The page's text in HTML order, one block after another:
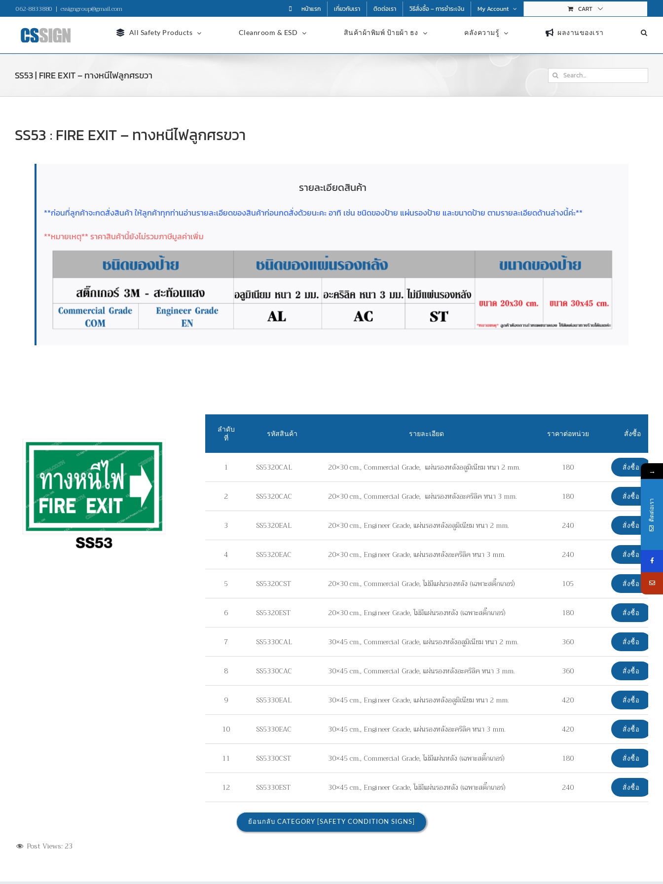
to
content
062-8833880 | cssigngroup@gmail.com หน้าแรก เกี่ยวกับเรา ติดต่อเรา วิธีสั่งซื้อ – การชำระเงิน My Account CART
All Safety Products Cleanroom & ESD สินค้าผ้าพิมพ์ ป้ายผ้า ธง คลังความรู้ ผลงานของเรา
SS53 | FIRE EXIT – ทางหนีไฟลูกศรขวา
Search
for:
SS53 : FIRE EXIT – ทางหนีไฟลูกศรขวา
รายละเอียดสินค้า
**ก่อนที่ลูกค้าจะกดสั่งสินค้า ให้ลูกค้าทุกท่านอ่านรายละเอียดของสินค้าก่อนกดสั่งด้วยนะคะ อาทิ เช่น ชนิดของป้าย แผ่นรองป้าย และขนาดป้าย ตามรายละเอียดด้านล่างนี้ค่ะ**
**หมายเหตุ** ราคาสินค้านี้ยังไม่รวมภาษีมูลค่าเพิ่ม
ลำดับ
ที่
รหัสสินค้า รายละเอียด ราคาต่อหน่วย สั่งซื้อ
1 SS5320CAL 20×30 cm., Commercial Grade, แผ่นรองหลังอลูมิเนียม หนา 2 mm. 180 สั่งซื้อ
2 SS5320CAC 20×30 cm., Commercial Grade, แผ่นรองหลังอะคริลิค หนา 3 mm. 180 สั่งซื้อ
3 SS5320EAL 20×30 cm., Engineer Grade, แผ่นรองหลังอลูมิเนียม หนา 2 mm. 240 สั่งซื้อ
4 SS5320EAC 20×30 cm., Engineer Grade, แผ่นรองหลังอะคริลิค หนา 3 mm. 240 สั่งซื้อ
5 SS5320CST 20×30 cm., Commercial Grade, ไม่มีแผ่นรองหลัง (เฉพาะสติ๊กเกอร์) 105 สั่งซื้อ
6 SS5320EST 20×30 cm., Engineer Grade, ไม่มีแผ่นรองหลัง (เฉพาะสติ๊กเกอร์) 180 สั่งซื้อ
7 SS5330CAL 30×45 cm., Commercial Grade, แผ่นรองหลังอลูมิเนียม หนา 2 mm. 360 สั่งซื้อ
8 SS5330CAC 30×45 cm., Commercial Grade, แผ่นรองหลังอะคริลิค หนา 3 mm. 360 สั่งซื้อ
9 SS5330EAL 30×45 cm., Engineer Grade, แผ่นรองหลังอลูมิเนียม หนา 2 mm. 420 สั่งซื้อ
10 SS5330EAC 30×45 cm., Engineer Grade, แผ่นรองหลังอะคริลิค หนา 3 mm. 420 สั่งซื้อ
11 SS5330CST 30×45 cm., Commercial Grade, ไม่มีแผ่นหลัง (เฉพาะสติ๊กเกอร์) 180 สั่งซื้อ
12 SS5330EST 30×45 cm., Engineer Grade, ไม่มีแผ่นรองหลัง (เฉพาะสติ๊กเกอร์) 240 สั่งซื้อ
ย้อนกลับ CATEGORY [SAFETY CONDITION SIGNS]
Post Views: 23
→
ติดต่อเรา